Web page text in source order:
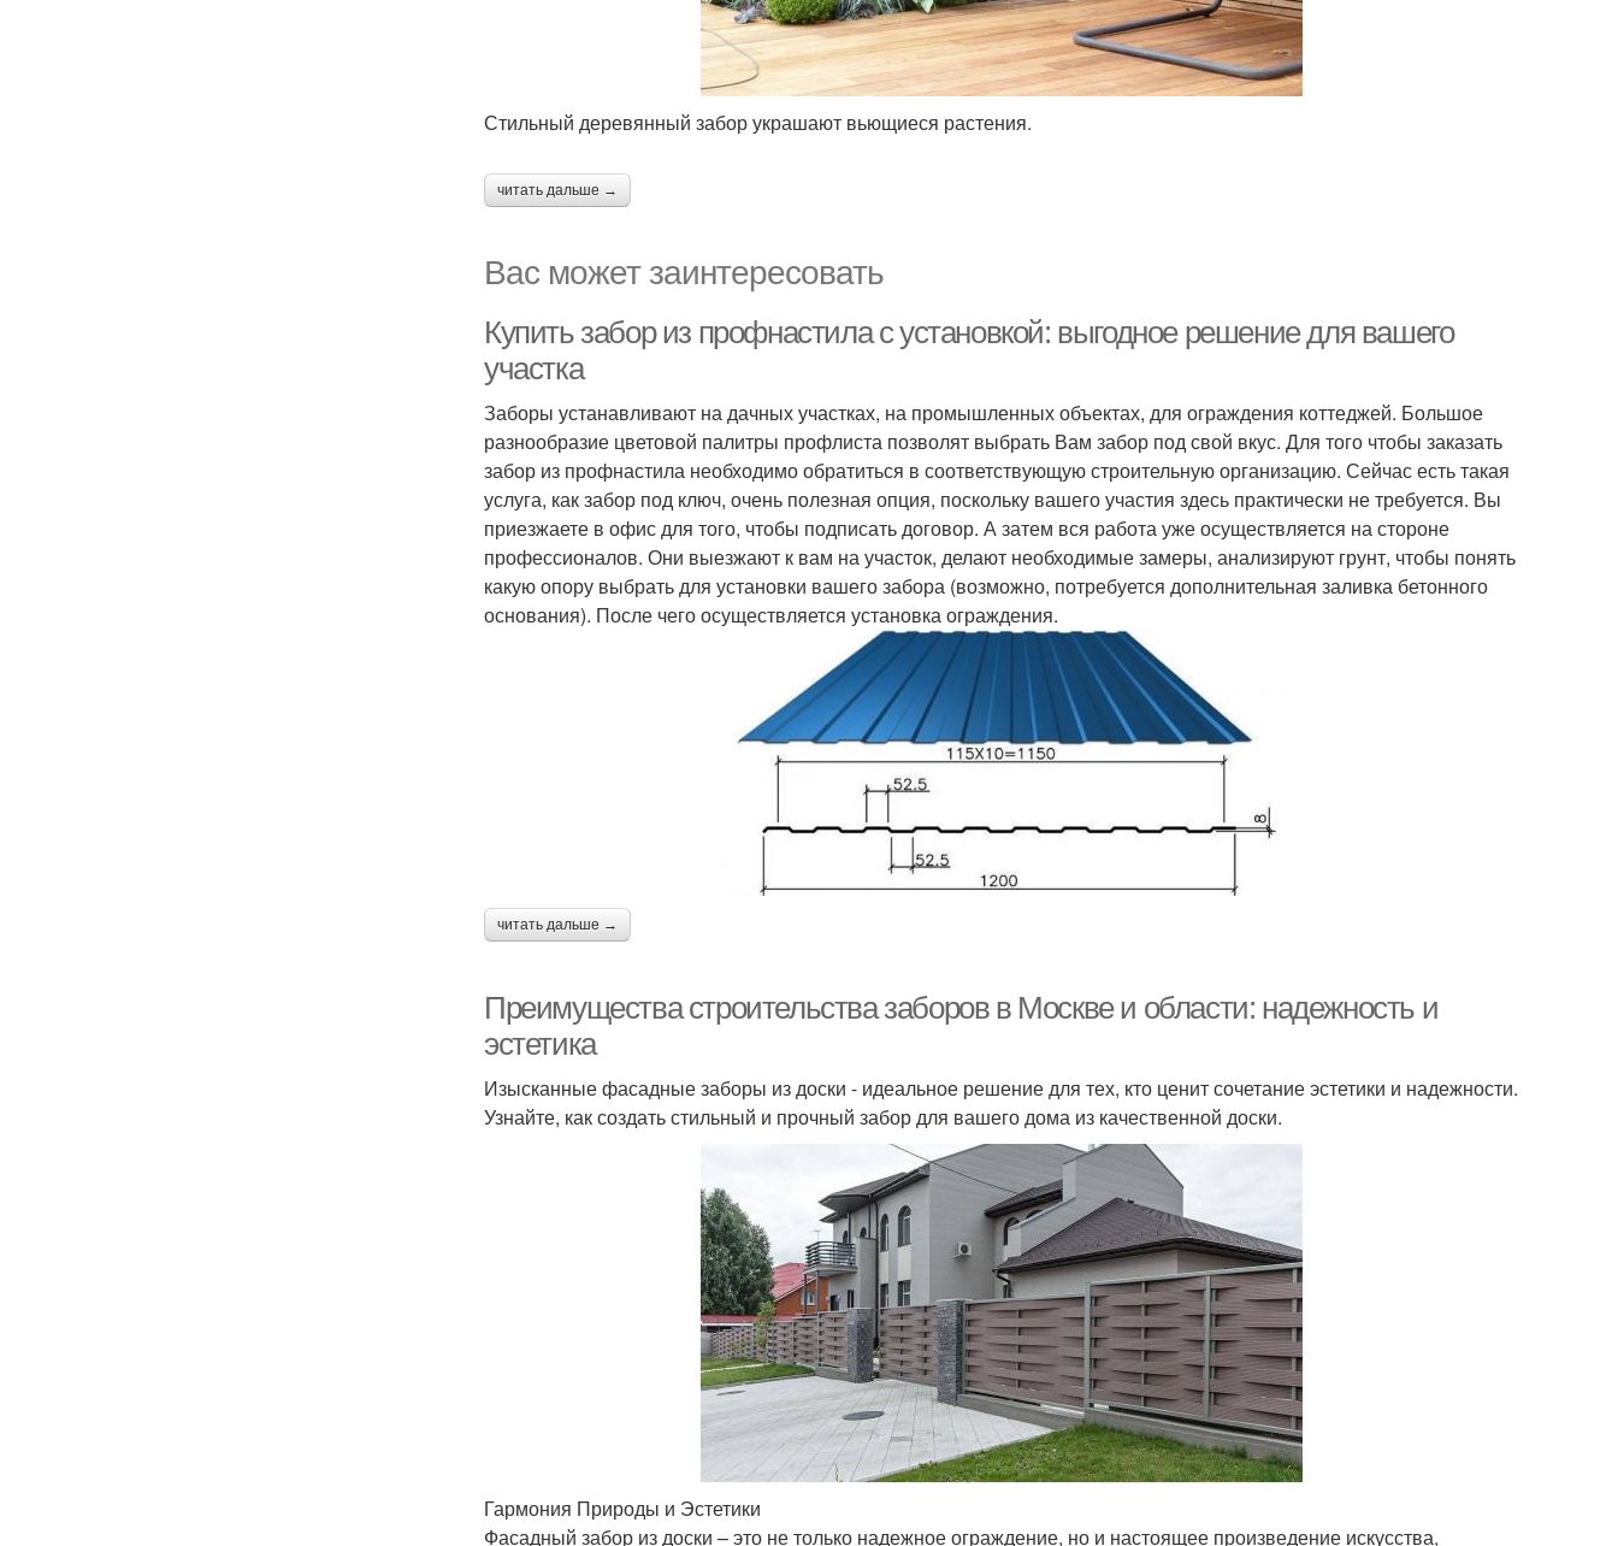
Стильный деревянный забор украшают вьющиеся растения.
читать дальше →
Вас может заинтересовать
Купить забор из профнастила с установкой: выгодное решение для вашего
участка
Заборы устанавливают на дачных участках, на промышленных объектах, для ограждения коттеджей. Большое
разнообразие цветовой палитры профлиста позволят выбрать Вам забор под свой вкус. Для того чтобы заказать
забор из профнастила необходимо обратиться в соответствующую строительную организацию. Сейчас есть такая
услуга, как забор под ключ, очень полезная опция, поскольку вашего участия здесь практически не требуется. Вы
приезжаете в офис для того, чтобы подписать договор. А затем вся работа уже осуществляется на стороне
профессионалов. Они выезжают к вам на участок, делают необходимые замеры, анализируют грунт, чтобы понять
какую опору выбрать для установки вашего забора (возможно, потребуется дополнительная заливка бетонного
основания). После чего осуществляется установка ограждения.
читать дальше →
Преимущества строительства заборов в Москве и области: надежность и
эстетика
Изысканные фасадные заборы из доски - идеальное решение для тех, кто ценит сочетание эстетики и надежности.
Узнайте, как создать стильный и прочный забор для вашего дома из качественной доски.
Гармония Природы и Эстетики
Фасадный забор из доски – это не только надежное ограждение, но и настоящее произведение искусства,